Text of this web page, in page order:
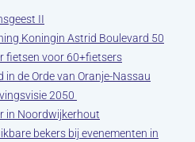
II
Koningin Astrid Boulevard 50
fietsen voor 60+fietsers
in de Orde van Oranje-Nassau
2050
in Noordwijkerhout
bekers bij evenementen in